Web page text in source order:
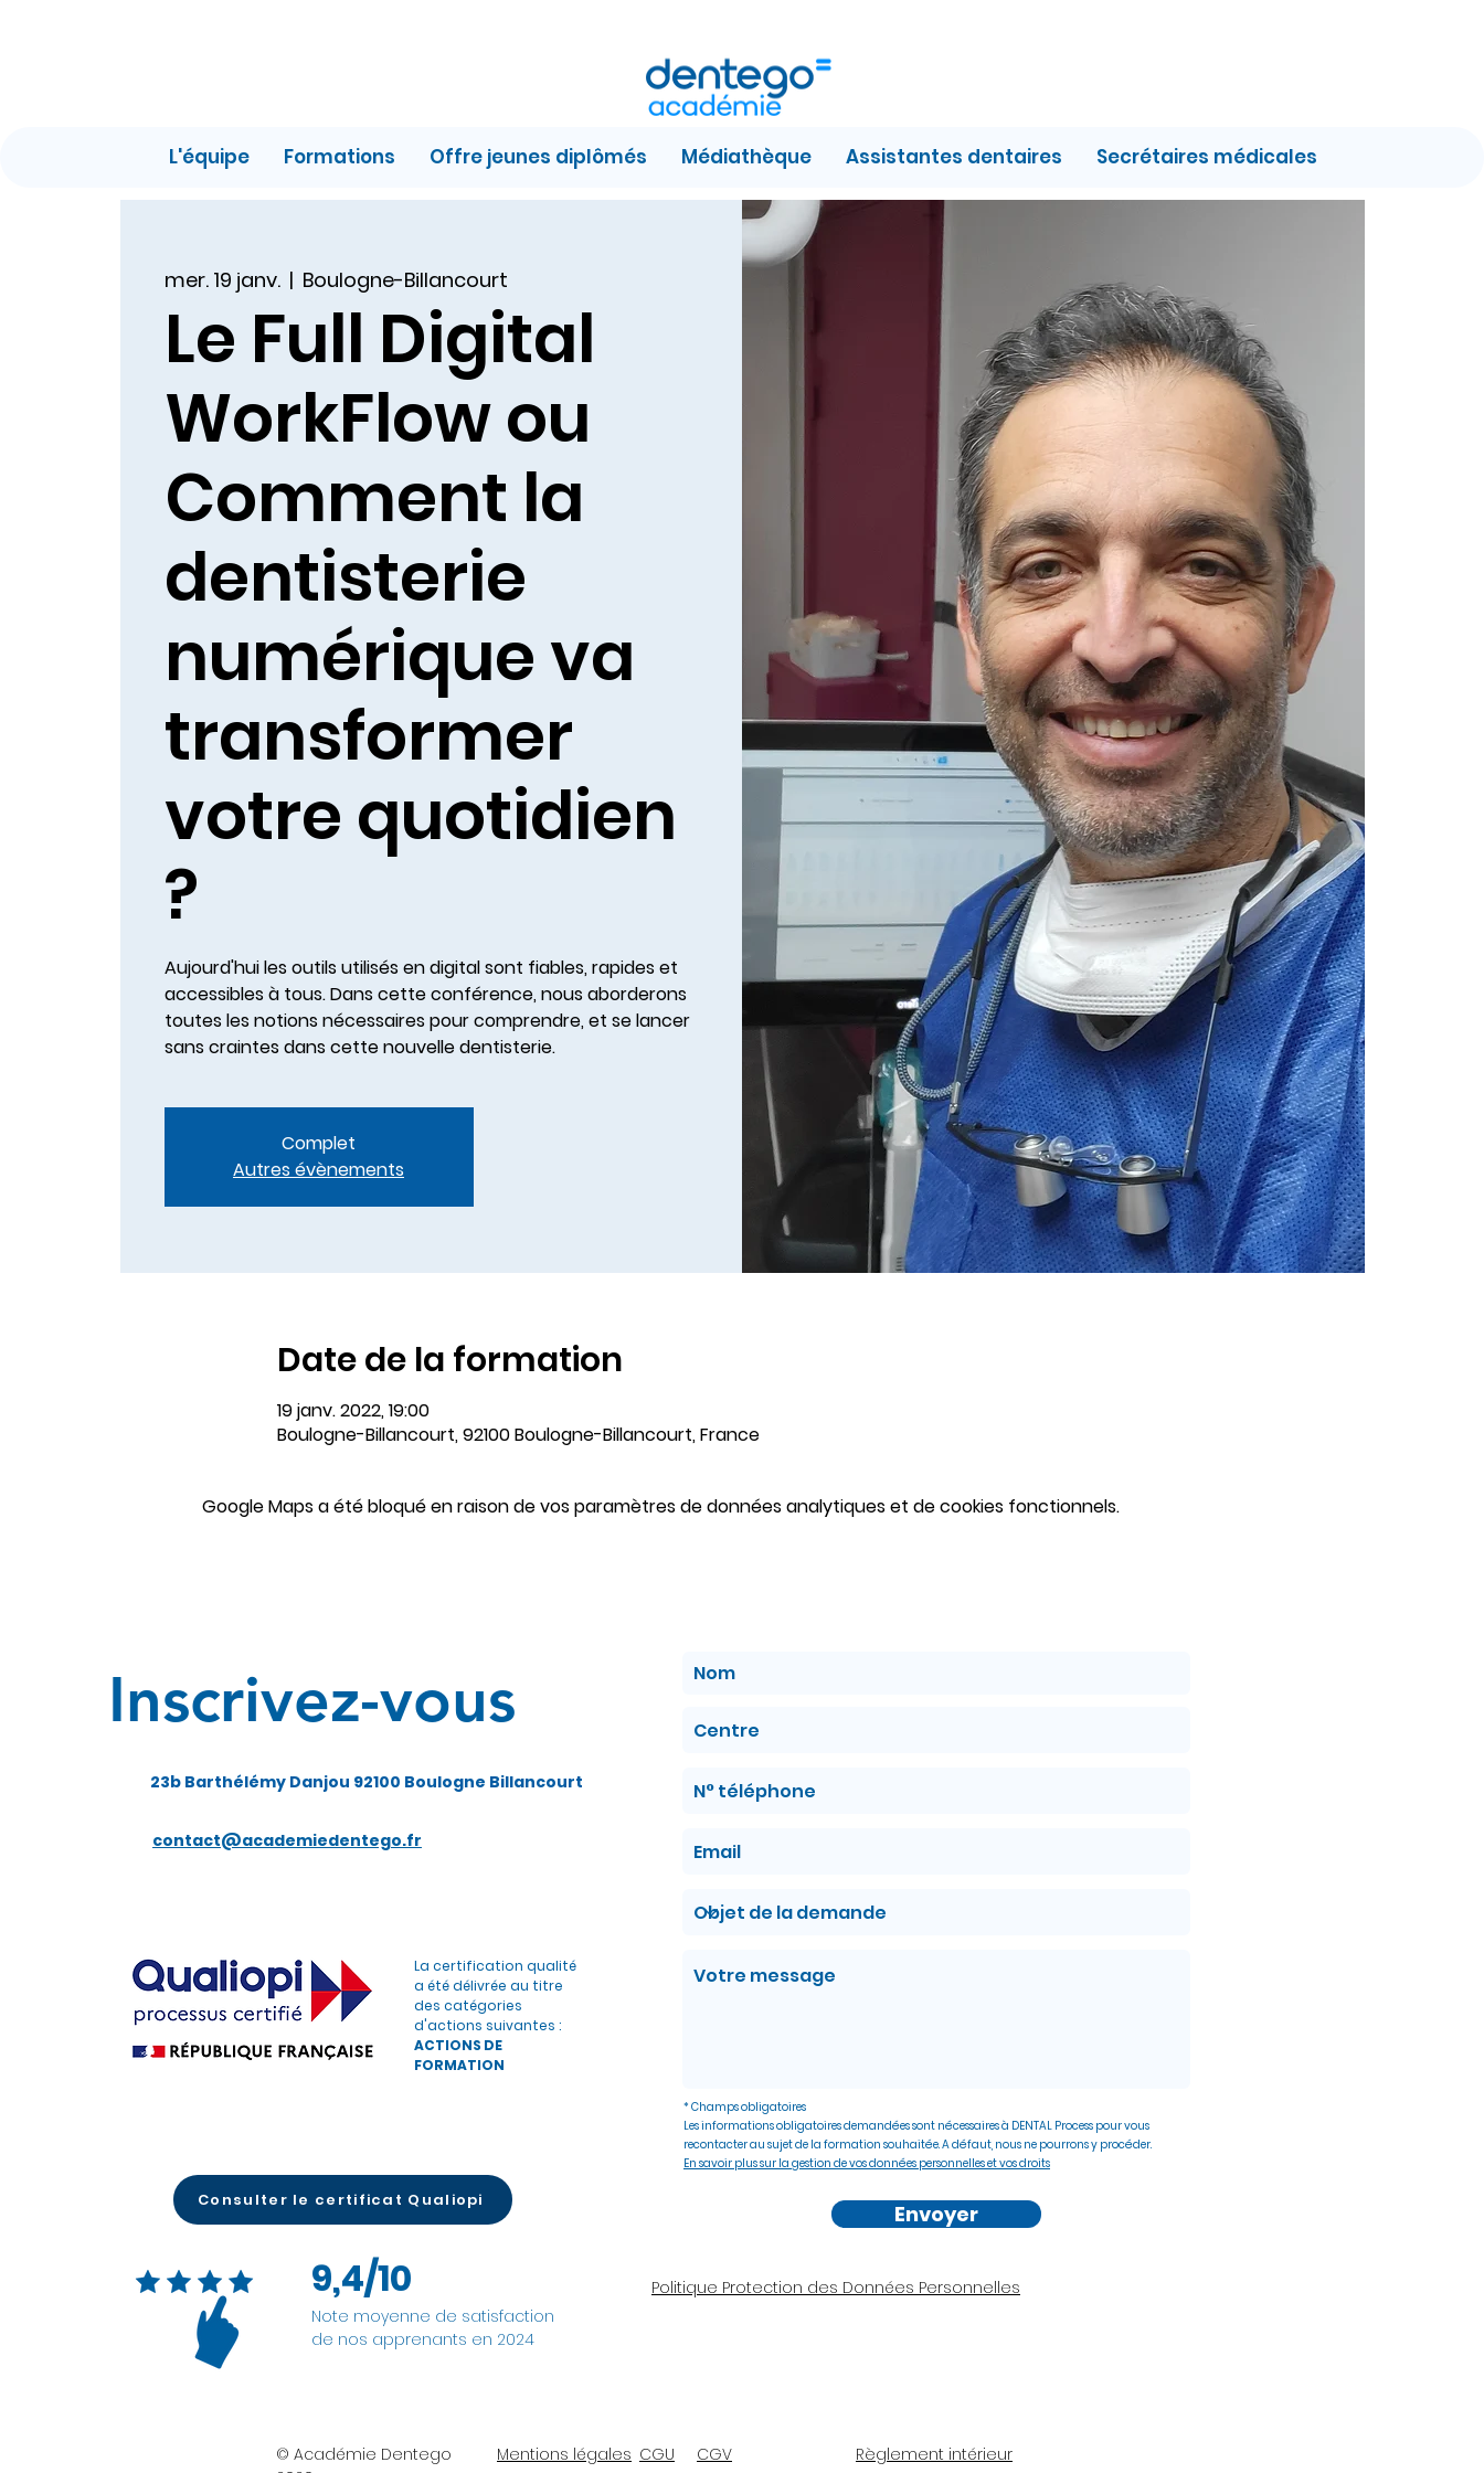
L'équipe Formations Offre jeunes diplômés Médiathèque Assistantes dentaires Secrétaires médicales
mer. 19 janv.
  |
Boulogne-Billancourt
Le Full Digital
WorkFlow ou
Comment la
dentisterie
numérique va
transformer
votre quotidien
?
Aujourd'hui les outils utilisés en digital sont fiables, rapides et
accessibles à tous. Dans cette conférence, nous aborderons
toutes les notions nécessaires pour comprendre, et se lancer
sans craintes dans cette nouvelle dentisterie.
Complet
Autres évènements
Date de la formation
19 janv. 2022, 19:00
Boulogne-Billancourt, 92100 Boulogne-Billancourt, France
Google Maps a été bloqué en raison de vos paramètres de données analytiques et de cookies fonctionnels.
Inscrivez-vous
23b Barthélémy Danjou 92100 Boulogne Billancourt
contact@academiedentego.fr
La certification qualité
a été délivrée au titre
des catégories
d'actions suivantes :
ACTIONS DE
FORMATION
Consulter le certificat Qualiopi
9,4/10
Note moyenne de satisfaction
de nos apprenants en 2024
* Champs obligatoires
Les informations obligatoires demandées sont nécessaires à DENTAL Process pour vous
recontacter au sujet de la formation souhaitée. A défaut, nous ne pourrons y procéder.
En savoir plus sur la gestion de vos données personnelles et vos droits
Envoyer
Politique Protection des Données Personnelles
© Académie Dentego
Mentions légales CGU CGV Règlement intérieur